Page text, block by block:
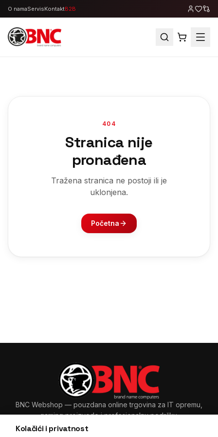
O namaServisKontaktB2B
Kolačići i privatnost
404
Stranica nije
pronađena
Tražena stranica ne postoji ili je
uklonjena.
Početna
BNC Webshop — pouzdana online trgovina za IT opremu,
gaming proizvode i profesionalnu podršku.